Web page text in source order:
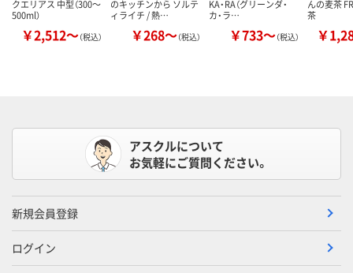
クエリアス 中型（300～
500ml）
￥2,512～（税込）
のキッチンから ソルテ
ィライチ / 熱…
￥268～（税込）
KA・RA（グリーンダ・
カ・ラ…
￥733～（税込）
んの麦茶
茶
￥
アスクルについて
お気軽にご質問ください。
新規会員登録
ログイン